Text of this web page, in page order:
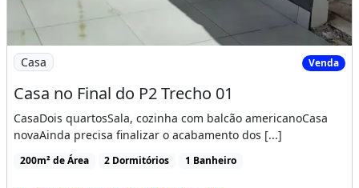
Imagem: Casa no Final do P2 Trecho 01
Casa Venda
Casa no Final do P2 Trecho 01
CasaDois quartosSala, cozinha com balcão americanoCasa
novaAinda precisa finalizar o acabamento dos [...]
200m² de Área 2 Dormitórios 1 Banheiro